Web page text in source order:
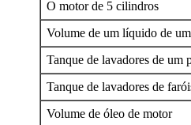
O motor de 5 cilindros
Volume de um líquido de
Tanque de lavadores de um
Tanque de lavadores de
Volume de óleo de motor